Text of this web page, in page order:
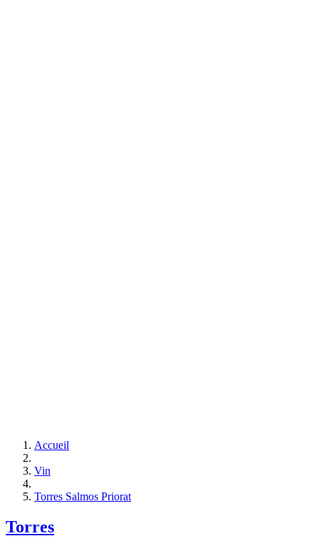
Accueil
Vin
Torres Salmos Priorat
Torres